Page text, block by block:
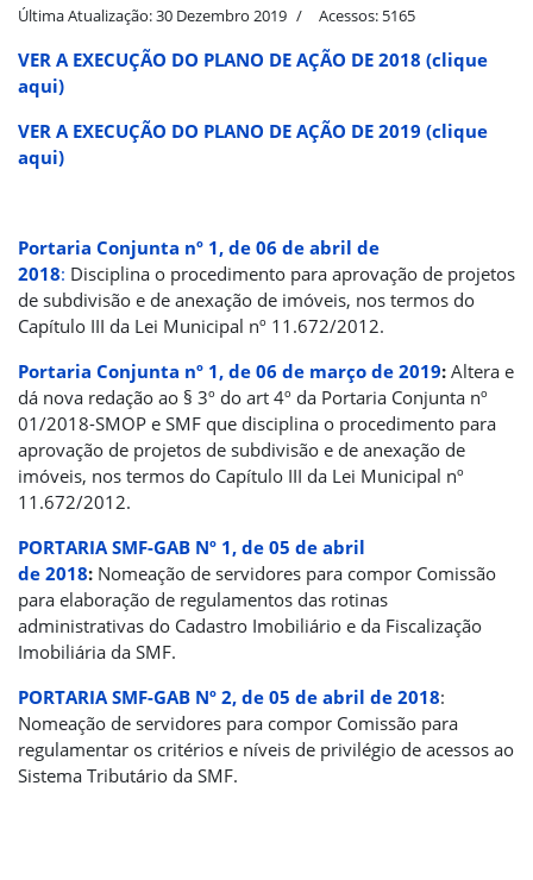
Última Atualização: 30 Dezembro 2019 Acessos: 5165
VER A EXECUÇÃO DO PLANO DE AÇÃO DE 2018 (clique
aqui)
VER A EXECUÇÃO DO PLANO DE AÇÃO DE 2019 (clique
aqui)
Portaria Conjunta nº 1, de 06 de abril de
2018: Disciplina o procedimento para aprovação de projetos
de subdivisão e de anexação de imóveis, nos termos do
Capítulo III da Lei Municipal nº 11.672/2012.
Portaria Conjunta nº 1, de 06 de março de 2019: Altera e
dá nova redação ao § 3º do art 4º da Portaria Conjunta nº
01/2018-SMOP e SMF que disciplina o procedimento para
aprovação de projetos de subdivisão e de anexação de
imóveis, nos termos do Capítulo III da Lei Municipal nº
11.672/2012.
PORTARIA SMF-GAB Nº 1, de 05 de abril
de 2018: Nomeação de servidores para compor Comissão
para elaboração de regulamentos das rotinas
administrativas do Cadastro Imobiliário e da Fiscalização
Imobiliária da SMF.
PORTARIA SMF-GAB Nº 2, de 05 de abril de 2018:
Nomeação de servidores para compor Comissão para
regulamentar os critérios e níveis de privilégio de acessos ao
Sistema Tributário da SMF.